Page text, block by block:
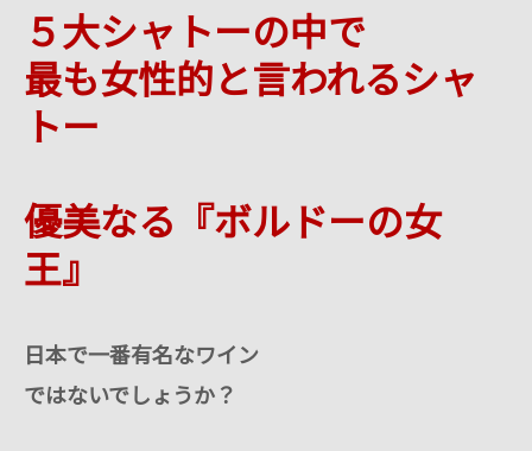
５大シャトーの中で
最も女性的と言われるシャ
トー
優美なる『ボルドーの女
王』
日本で一番有名なワイン
ではないでしょうか？